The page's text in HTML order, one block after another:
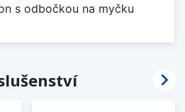
s odbočkou na myčku
